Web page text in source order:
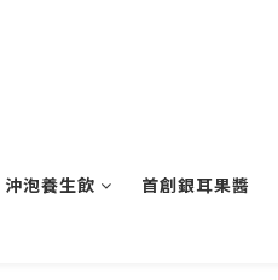
沖泡養生飲 首創銀耳果醬